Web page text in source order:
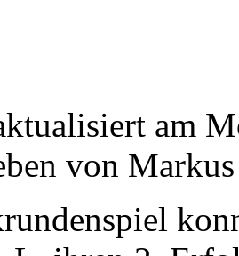
am
von Markus